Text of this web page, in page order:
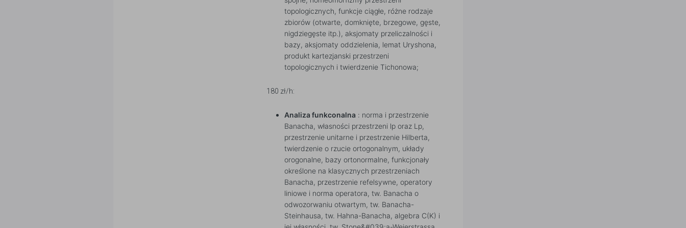
topologicznych, funkcje ciągłe, różne rodzaje
zbiorów (otwarte, domknięte, brzegowe, gęste,
nigdziegęste itp.), aksjomaty przeliczalności i
bazy, aksjomaty oddzielenia, lemat Uryshona,
produkt kartezjanski przestrzeni
topologicznych i twierdzenie Tichonowa;
180 zł/h:
Analiza funkconalna : norma i przestrzenie
Banacha, własności przestrzeni lp oraz Lp,
przestrzenie unitarne i przestrzenie Hilberta,
twierdzenie o rzucie ortogonalnym, układy
orogonalne, bazy ortonormalne, funkcjonały
określone na klasycznych przestrzeniach
Banacha, przestrzenie refelsywne, operatory
liniowe i norma operatora, tw. Banacha o
odwozorwaniu otwartym, tw. Banacha-
Steinhausa, tw. Hahna-Banacha, algebra C(K) i